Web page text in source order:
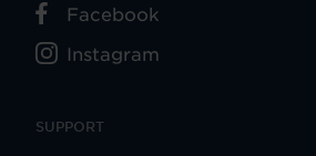
SUPPORT
Facebook
Instagram